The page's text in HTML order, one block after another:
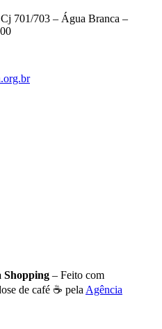
701/703 – Água Branca –
Shopping – Feito com
de café ☕ pela Agência